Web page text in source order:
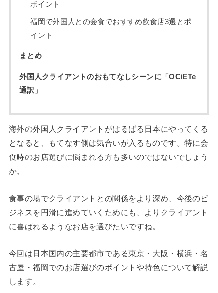
ポイント
福岡で外国人との会食でおすすめ飲食店3選とポ
イント
まとめ
外国人クライアントのおもてなしシーンに「OCiETe
通訳」
海外の外国人クライアントがはるばる日本にやってくる
となると、もてなす側は気合いが入るものです。特に会
食時のお店選びに悩まれる方も多いのではないでしょう
か。
食事の場でクライアントとの関係をより深め、今後のビ
ジネスを円滑に進めていくためにも、よりクライアント
に喜ばれるようなお店を選びたいですね。
今回は日本国内の主要都市である東京・大阪・横浜・名
古屋・福岡でのお店選びのポイントや特色について解説
します。